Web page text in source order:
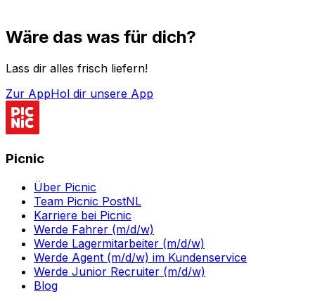
Wäre das was für dich?
Lass dir alles frisch liefern!
Zur AppHol dir unsere App
Picnic
Über Picnic
Team Picnic PostNL
Karriere bei Picnic
Werde Fahrer (m/d/w)
Werde Lagermitarbeiter (m/d/w)
Werde Agent (m/d/w) im Kundenservice
Werde Junior Recruiter (m/d/w)
Blog